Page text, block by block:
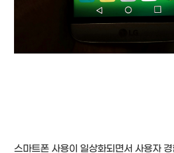
스마트폰 사용이 일상화되면서 사용자